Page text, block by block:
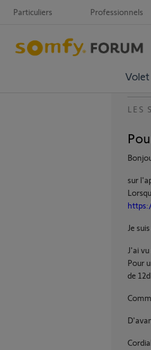
Particuliers Professionnels
Volet
LES
sur
Je
J'ai
Pour
de